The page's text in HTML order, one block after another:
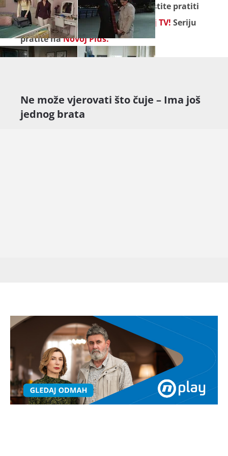
Seriju "Tajne prošlosti" ne propustite pratiti
od ponedjeljka do petka naNovoj TV! Seriju
pratite naNovoj Plus.
Ne može vjerovati što čuje – Ima još
jednog brata